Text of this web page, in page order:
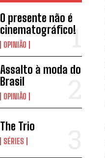
O presente não é
cinematográfico!
OPINIÃO
Assalto à moda do
Brasil
OPINIÃO
The Trio
SÉRIES